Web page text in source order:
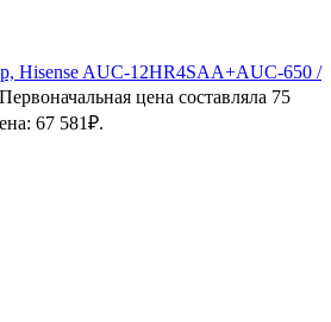
Hisense AUC-12HR4SAA+AUC-650 /
Первоначальная цена составляла 75
67 581₽.